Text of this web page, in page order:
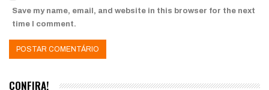
Save my name, email, and website in this browser for the next
time I comment.
CONFIRA!